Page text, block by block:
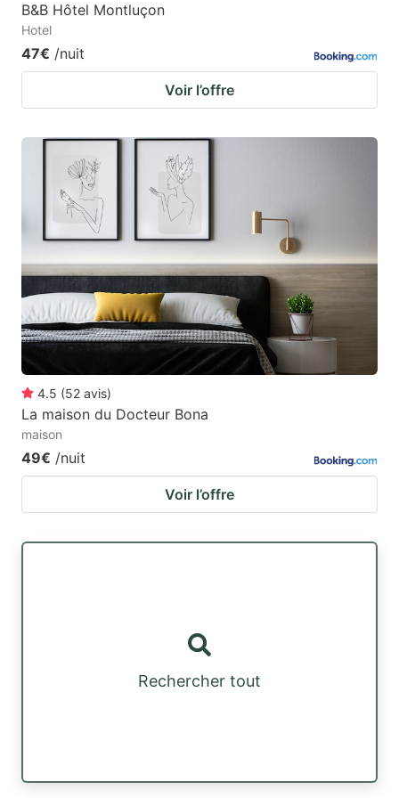
B&B Hôtel Montluçon
Hotel
47€ /nuit
Voir l’offre
4.5 (52 avis)
La maison du Docteur Bona
maison
49€ /nuit
Voir l’offre
Rechercher tout